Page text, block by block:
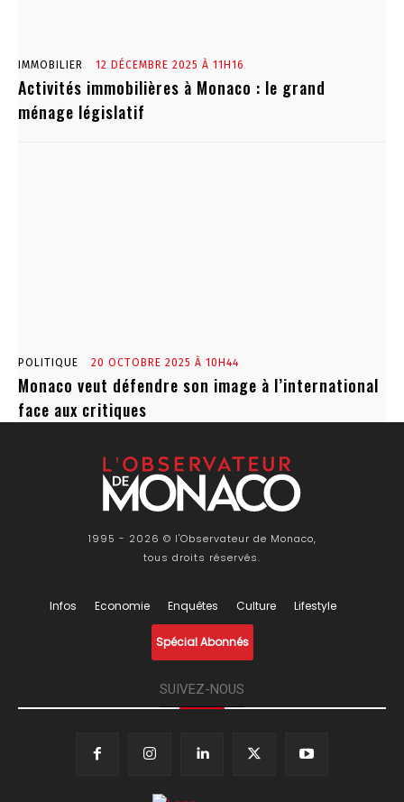
IMMOBILIER 12 DÉCEMBRE 2025 À 11H16
Activités immobilières à Monaco : le grand
ménage législatif
POLITIQUE 20 OCTOBRE 2025 À 10H44
Monaco veut défendre son image à l’international
face aux critiques
1995 - 2026 © l'Observateur de Monaco,
tous droits réservés.
Infos Economie Enquêtes Culture Lifestyle
Spécial Abonnés
SUIVEZ-NOUS